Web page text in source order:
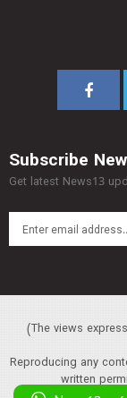
Subscribe
Get latest News13
(The views
Reproducing any
written